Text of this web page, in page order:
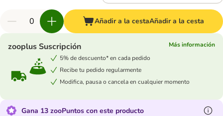
Añadir a la cestaAñadir a la cesta
zooplus Suscripción
Más información
5% de descuento* en cada pedido
Recibe tu pedido regularmente
Modifica, pausa o cancela en cualquier momento
Gana 13 zooPuntos con este producto